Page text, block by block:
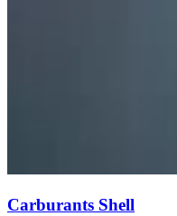
Carburants Shell